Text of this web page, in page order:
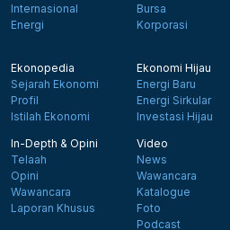
Internasional
Energi
Bursa
Korporasi
Ekonopedia
Sejarah Ekonomi
Profil
Istilah Ekonomi
Ekonomi Hijau
Energi Baru
Energi Sirkular
Investasi Hijau
In-Depth & Opini
Telaah
Opini
Wawancara
Laporan Khusus
Video
News
Wawancara
Katalogue
Foto
Podcast